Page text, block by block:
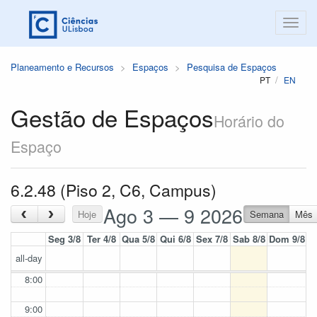
Planeamento e Recursos Espaços Pesquisa de Espaços
PT EN
Gestão de EspaçosHorário do
Espaço
6.2.48 (Piso 2, C6, Campus)
‹ › Hoje Ago 3 — 9 2026 Semana
Mês
Seg 3/8 Ter 4/8 Qua 5/8 Qui 6/8 Sex 7/8 Sab 8/8 Dom 9/8
all-day
8:00
9:00